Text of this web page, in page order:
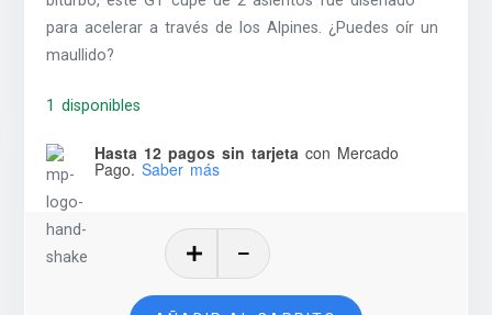
para acelerar a través de los Alpines. ¿Puedes oír un
maullido?
1 disponibles
Hasta 12 pagos sin tarjeta con Mercado
Pago. Saber más
-